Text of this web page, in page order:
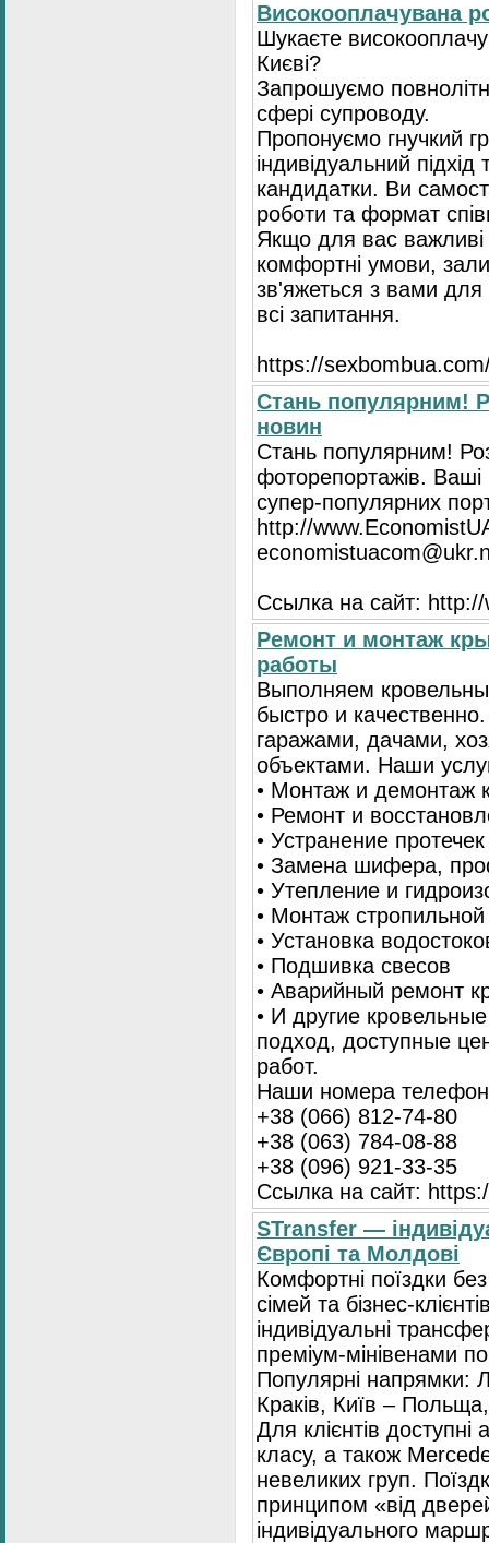
Високооплачувана
Шукаєте
Києві?
Запрошуємо
сфері супроводу.
Пропонуємо гнучкий
індивідуальний
кандидатки. Ви
роботи та формат
Якщо для вас важливі
комфортні умови,
зв'яжеться з вами для
всі запитання.
https://
Стань популярним!
новин
Стань популярним!
фоторепортажів. Ваші
супер-популярних
http://
Ссылка на сайт:
Ремонт и монтаж
работы
Выполняем
быстро и
гаражами, дачами,
объектами. Наши
• Монтаж и демонтаж
• Ремонт и
• Устранение протечек
• Замена шифера,
• Утепление и
• Монтаж
• Установка
• Подшивка свесов
• Аварийный ремонт
• И другие
подход, доступные
работ.
Наши номера
+38 (066) 812-74-80
+38 (063) 784-08-88
+38 (096) 921-33-35
Ссылка на сайт:
STransfer —
Європі та Молдові
Комфортні поїздки
сімей та бізнес-
індивідуальні
преміум-мінівенами
Популярні напрямки:
Краків, Київ –
Для клієнтів
класу, а також
невеликих груп.
принципом «від
індивідуального